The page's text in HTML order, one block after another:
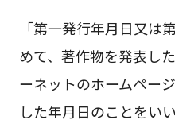
「第一発行年月日又は
めて、著作物を発表し
ーネットのホームペー
した年月日のことをいい